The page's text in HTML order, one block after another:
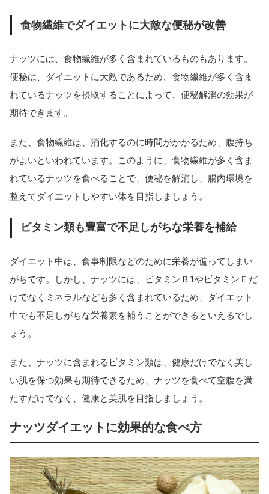
食物繊維でダイエットに大敵な便秘が改善
ナッツには、食物繊維が多く含まれているものもあります。
便秘は、ダイエットに大敵であるため、食物繊維が多く含ま
れているナッツを摂取することによって、便秘解消の効果が
期待できます。
また、食物繊維は、消化するのに時間がかかるため、腹持ち
がよいといわれています。このように、食物繊維が多く含ま
れているナッツを食べることで、便秘を解消し、腸内環境を
整えてダイエットしやすい体を目指しましょう。
ビタミン類も豊富で不足しがちな栄養を補給
ダイエット中は、食事制限などのために栄養が偏ってしまい
がちです。しかし、ナッツには、ビタミンＢ1やビタミンＥだ
けでなくミネラルなども多く含まれているため、ダイエット
中でも不足しがちな栄養素を補うことができるといえるでし
ょう。
また、ナッツに含まれるビタミン類は、健康だけでなく美し
い肌を保つ効果も期待できるため、ナッツを食べて空腹を満
たすだけでなく、健康と美肌を目指しましょう。
ナッツダイエットに効果的な食べ方